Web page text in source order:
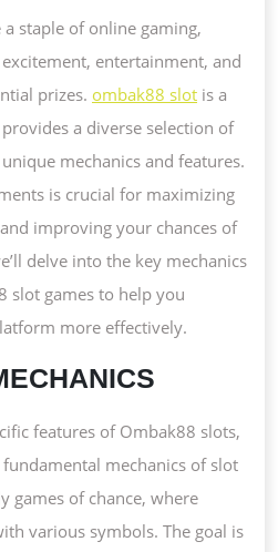
staple of online gaming,
entertainment, and
prizes. ombak88 slot is a
a diverse selection of
mechanics and features.
is crucial for maximizing
improving your chances of
delve into the key mechanics
slot games to help you
more effectively.
features of Ombak88 slots,
fundamental mechanics of slot
games of chance, where
various symbols. The goal is